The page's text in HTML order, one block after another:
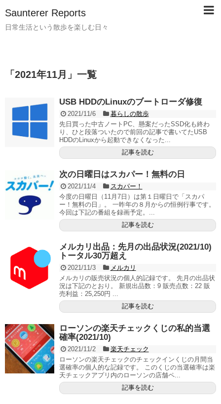
Saunterer Reports
日常生活という散歩を楽しむ日々
「 2021年11月 」 一覧
USB HDDのLinuxのブートローダ修復
2021/11/6
暮らしの散歩
先日買った中古ノートPC、懸案だったSSD化も終わ
り、ひと段落ついたので前回の記事で書いてたUSB
HDDのLinuxから起動できなくなった...
記事を読む
次の日曜日はスカパー！無料の日
2021/11/4
スカパー！
今度の日曜日（11月7日）は第１日曜日で「スカパ
ー！無料の日」。 一昨年の８月からの恒例行事です。
今回は下記の番組を録画予定。...
記事を読む
メルカリ出品：先月の出品状況(2021/10)
トータル30万超え
2021/11/3
メルカリ
メルカリの販売状況の個人的記録です。 先月の出品状
況は下記のとおり。 新規出品数：9 販売点数：22 販
売利益：25,250円 ...
記事を読む
ローソンの楽天チェックくじの私的当選
確率(2021/10)
2021/11/2
楽天チェック
ローソンの楽天チェックのチェックインくじの月間当
選確率の個人的な記録です。 このくじの当選確率は楽
天チェックアプリ内のローソンの店舗ペ...
記事を読む